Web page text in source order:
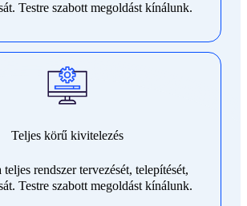
Testre szabott megoldást kínálunk.
Teljes körű kivitelezés
rendszer tervezését, telepítését,
Testre szabott megoldást kínálunk.